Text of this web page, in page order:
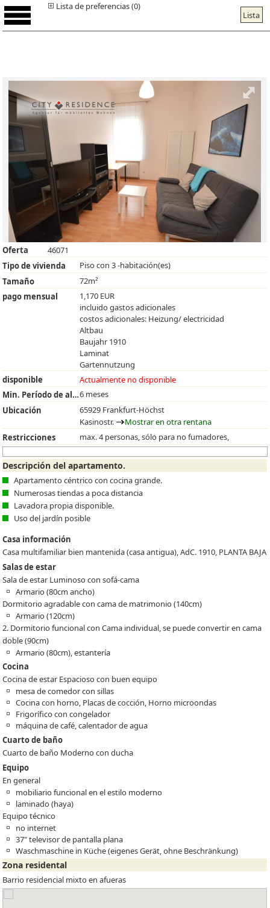
Lista
Lista de preferencias (0)
Oferta
46071
Tipo de vivienda
Piso con 3 -habitación(es)
Tamaño
72m²
pago mensual
1,170 EUR
incluido gastos adicionales
costos adicionales: Heizung/ electricidad
Altbau
Baujahr 1910
Laminat
Gartennutzung
disponible
Actualmente no disponible
Min. Período de alquiler6 meses
Ubicación
65929 Frankfurt-Höchst
Kasinostr.
Mostrar en otra rentana
Restricciones
max. 4 personas, sólo para no fumadores,
Descripción del apartamento.
Apartamento céntrico con cocina grande.
Numerosas tiendas a poca distancia
Lavadora propia disponible.
Uso del jardín posible
Casa información
Casa multifamiliar bien mantenida (casa antigua), AdC. 1910, PLANTA BAJA
Salas de estar
Sala de estar Luminoso con sofá-cama
Armario (80cm ancho)
Dormitorio agradable con cama de matrimonio (140cm)
Armario (120cm)
2. Dormitorio funcional con Cama individual, se puede convertir en cama
doble (90cm)
Armario (80cm), estantería
Cocina
Cocina de estar Espacioso con buen equipo
mesa de comedor con sillas
Cocina con horno, Placas de cocción, Horno microondas
Frigorífico con congelador
máquina de café, calentador de agua
Cuarto de baño
Cuarto de baño Moderno con ducha
Equipo
En general
mobiliario funcional en el estilo moderno
laminado (haya)
Equipo técnico
no internet
37" televisor de pantalla plana
Waschmaschine in Küche (eigenes Gerät, ohne Beschränkung)
Zona residental
Barrio residencial mixto en afueras